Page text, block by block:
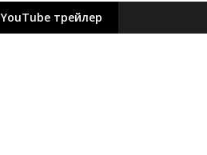
YouTube трейлер